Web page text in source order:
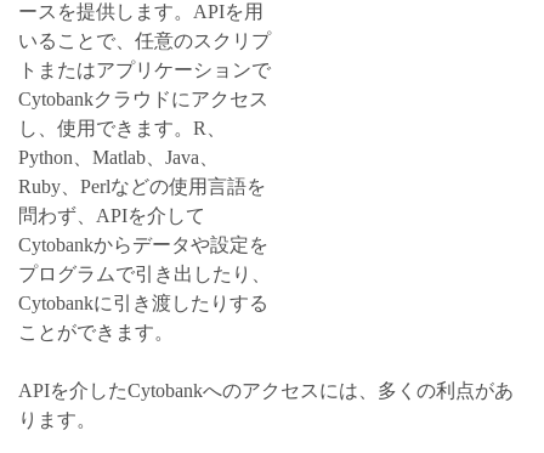
ースを提供します。APIを用
いることで、任意のスクリプ
トまたはアプリケーションで
Cytobankクラウドにアクセス
し、使用できます。R、
Python、Matlab、Java、
Ruby、Perlなどの使用言語を
問わず、APIを介して
Cytobankからデータや設定を
プログラムで引き出したり、
Cytobankに引き渡したりする
ことができます。
APIを介したCytobankへのアクセスには、多くの利点があ
ります。